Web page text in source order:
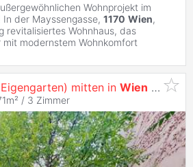
Wohnprojekt im
In der Mayssengasse, 1170 Wien,
revitalisiertes Wohnhaus, das
modernstem Wohnkomfort
mitten in Wien
/ 3 Zimmer